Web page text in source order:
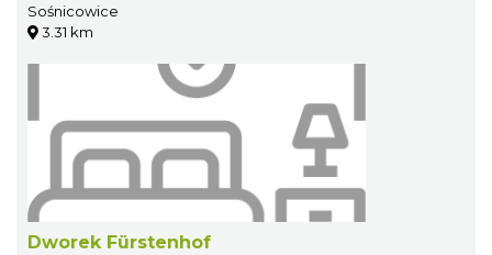
Sośnicowice
3.31 km
Dworek Fürstenhof